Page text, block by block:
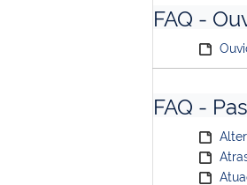
FAQ -
FAQ -